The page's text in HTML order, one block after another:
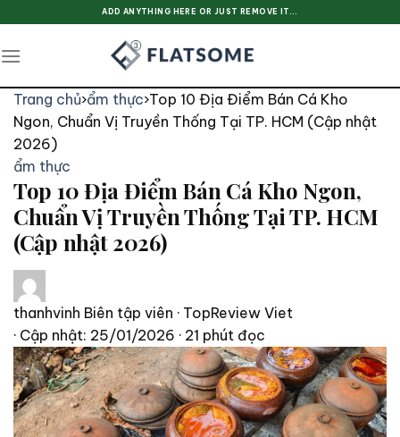
content
ADD ANYTHING HERE OR JUST REMOVE IT...
Trang chủ›ẩm thực›Top 10 Địa Điểm Bán Cá Kho
Ngon, Chuẩn Vị Truyền Thống Tại TP. HCM (Cập nhật
2026)
ẩm thực
Top 10 Địa Điểm Bán Cá Kho Ngon,
Chuẩn Vị Truyền Thống Tại TP. HCM
(Cập nhật 2026)
thanhvinh Biên tập viên · TopReview Viet
· Cập nhật: 25/01/2026 · 21 phút đọc